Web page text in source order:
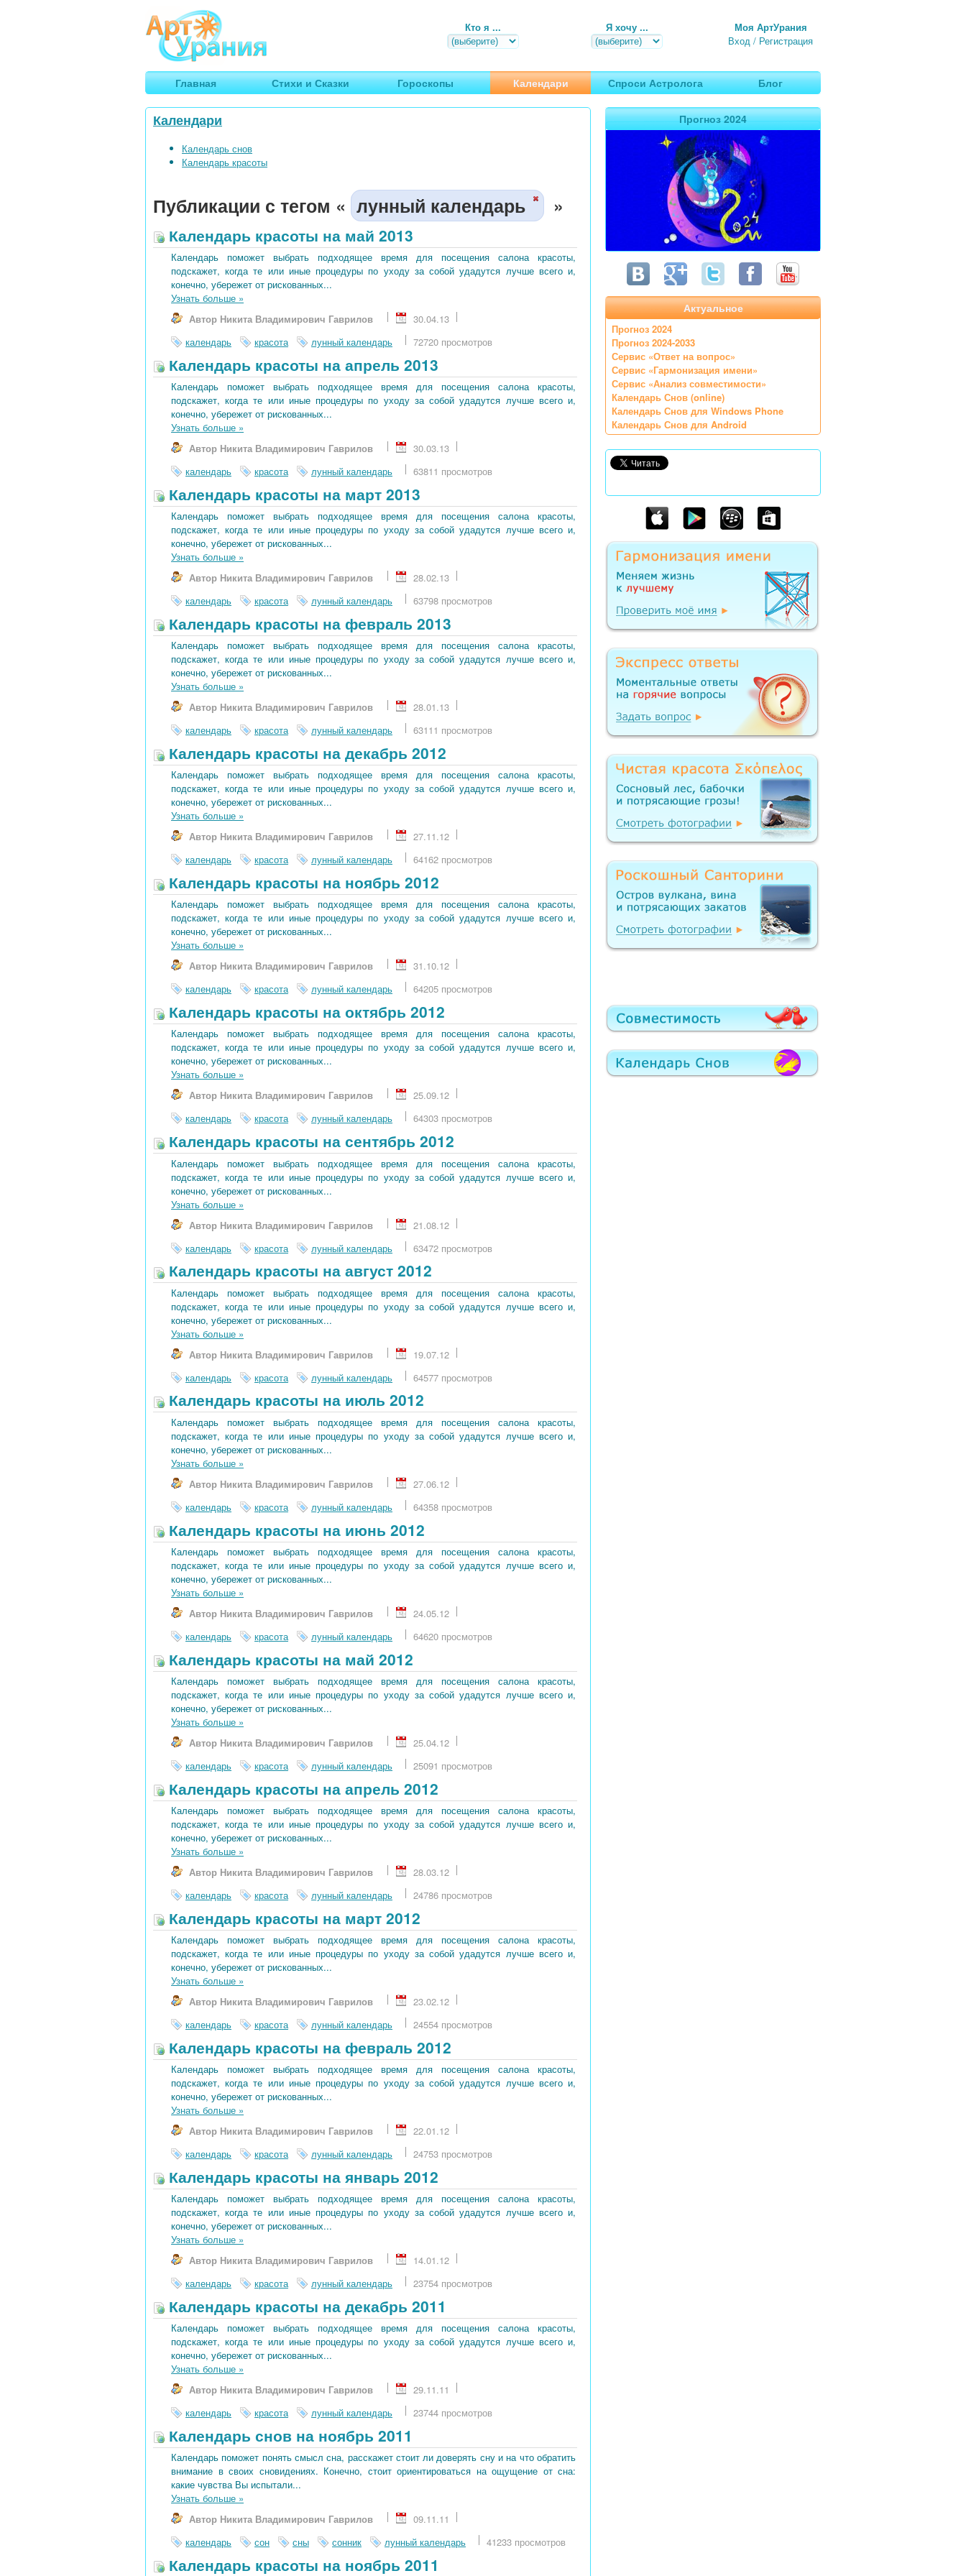
АртУрания
Умные гороскопы, творчество, путешествия
Кто я ... Я хочу ...
Моя АртУрания
Вход / Регистрация
Главная Стихи и Сказки Гороскопы Календари Спроси Астролога Блог
Календари
Календарь снов
Календарь красоты
Публикации с тегом « лунный календарь »
Календарь красоты на май 2013
Календарь поможет выбрать подходящее время для посещения салона красоты,
подскажет, когда те или иные процедуры по уходу за собой удадутся лучше всего и,
конечно, убережет от рискованных...
Узнать больше »
Автор Никита Владимирович Гаврилов
30.04.13
календарь
красота лунный календарь 72720 просмотров
Календарь красоты на апрель 2013
Календарь поможет выбрать подходящее время для посещения салона красоты,
подскажет, когда те или иные процедуры по уходу за собой удадутся лучше всего и,
конечно, убережет от рискованных...
Узнать больше »
Автор Никита Владимирович Гаврилов
30.03.13
календарь
красота лунный календарь 63811 просмотров
Календарь красоты на март 2013
Календарь поможет выбрать подходящее время для посещения салона красоты,
подскажет, когда те или иные процедуры по уходу за собой удадутся лучше всего и,
конечно, убережет от рискованных...
Узнать больше »
Автор Никита Владимирович Гаврилов
28.02.13
календарь
красота лунный календарь 63798 просмотров
Календарь красоты на февраль 2013
Календарь поможет выбрать подходящее время для посещения салона красоты,
подскажет, когда те или иные процедуры по уходу за собой удадутся лучше всего и,
конечно, убережет от рискованных...
Узнать больше »
Автор Никита Владимирович Гаврилов
28.01.13
календарь
красота лунный календарь 63111 просмотров
Календарь красоты на декабрь 2012
Календарь поможет выбрать подходящее время для посещения салона красоты,
подскажет, когда те или иные процедуры по уходу за собой удадутся лучше всего и,
конечно, убережет от рискованных...
Узнать больше »
Автор Никита Владимирович Гаврилов
27.11.12
календарь
красота лунный календарь 64162 просмотров
Календарь красоты на ноябрь 2012
Календарь поможет выбрать подходящее время для посещения салона красоты,
подскажет, когда те или иные процедуры по уходу за собой удадутся лучше всего и,
конечно, убережет от рискованных...
Узнать больше »
Автор Никита Владимирович Гаврилов
31.10.12
календарь
красота лунный календарь 64205 просмотров
Календарь красоты на октябрь 2012
Календарь поможет выбрать подходящее время для посещения салона красоты,
подскажет, когда те или иные процедуры по уходу за собой удадутся лучше всего и,
конечно, убережет от рискованных...
Узнать больше »
Автор Никита Владимирович Гаврилов
25.09.12
календарь
красота лунный календарь 64303 просмотров
Календарь красоты на сентябрь 2012
Календарь поможет выбрать подходящее время для посещения салона красоты,
подскажет, когда те или иные процедуры по уходу за собой удадутся лучше всего и,
конечно, убережет от рискованных...
Узнать больше »
Автор Никита Владимирович Гаврилов
21.08.12
календарь
красота лунный календарь 63472 просмотров
Календарь красоты на август 2012
Календарь поможет выбрать подходящее время для посещения салона красоты,
подскажет, когда те или иные процедуры по уходу за собой удадутся лучше всего и,
конечно, убережет от рискованных...
Узнать больше »
Автор Никита Владимирович Гаврилов
19.07.12
календарь
красота лунный календарь 64577 просмотров
Календарь красоты на июль 2012
Календарь поможет выбрать подходящее время для посещения салона красоты,
подскажет, когда те или иные процедуры по уходу за собой удадутся лучше всего и,
конечно, убережет от рискованных...
Узнать больше »
Автор Никита Владимирович Гаврилов
27.06.12
календарь
красота лунный календарь 64358 просмотров
Календарь красоты на июнь 2012
Календарь поможет выбрать подходящее время для посещения салона красоты,
подскажет, когда те или иные процедуры по уходу за собой удадутся лучше всего и,
конечно, убережет от рискованных...
Узнать больше »
Автор Никита Владимирович Гаврилов
24.05.12
календарь
красота лунный календарь 64620 просмотров
Календарь красоты на май 2012
Календарь поможет выбрать подходящее время для посещения салона красоты,
подскажет, когда те или иные процедуры по уходу за собой удадутся лучше всего и,
конечно, убережет от рискованных...
Узнать больше »
Автор Никита Владимирович Гаврилов
25.04.12
календарь
красота лунный календарь 25091 просмотров
Календарь красоты на апрель 2012
Календарь поможет выбрать подходящее время для посещения салона красоты,
подскажет, когда те или иные процедуры по уходу за собой удадутся лучше всего и,
конечно, убережет от рискованных...
Узнать больше »
Автор Никита Владимирович Гаврилов
28.03.12
календарь
красота лунный календарь 24786 просмотров
Календарь красоты на март 2012
Календарь поможет выбрать подходящее время для посещения салона красоты,
подскажет, когда те или иные процедуры по уходу за собой удадутся лучше всего и,
конечно, убережет от рискованных...
Узнать больше »
Автор Никита Владимирович Гаврилов
23.02.12
календарь
красота лунный календарь 24554 просмотров
Календарь красоты на февраль 2012
Календарь поможет выбрать подходящее время для посещения салона красоты,
подскажет, когда те или иные процедуры по уходу за собой удадутся лучше всего и,
конечно, убережет от рискованных...
Узнать больше »
Автор Никита Владимирович Гаврилов
22.01.12
календарь
красота лунный календарь 24753 просмотров
Календарь красоты на январь 2012
Календарь поможет выбрать подходящее время для посещения салона красоты,
подскажет, когда те или иные процедуры по уходу за собой удадутся лучше всего и,
конечно, убережет от рискованных...
Узнать больше »
Автор Никита Владимирович Гаврилов
14.01.12
календарь
красота лунный календарь 23754 просмотров
Календарь красоты на декабрь 2011
Календарь поможет выбрать подходящее время для посещения салона красоты,
подскажет, когда те или иные процедуры по уходу за собой удадутся лучше всего и,
конечно, убережет от рискованных...
Узнать больше »
Автор Никита Владимирович Гаврилов
29.11.11
календарь
красота лунный календарь 23744 просмотров
Календарь снов на ноябрь 2011
Календарь поможет понять смысл сна, расскажет стоит ли доверять сну и на что обратить
внимание в своих сновидениях. Конечно, стоит ориентироваться на ощущение от сна:
какие чувства Вы испытали...
Узнать больше »
Автор Никита Владимирович Гаврилов
09.11.11
календарь
сон сны сонник лунный календарь 41233 просмотров
Календарь красоты на ноябрь 2011
Прогноз 2024
Актуальное
Прогноз 2024
Прогноз 2024-2033
Сервис «Ответ на вопрос»
Сервис «Гармонизация имени»
Сервис «Анализ совместимости»
Календарь Снов (online)
Календарь Снов для Windows Phone
Календарь Снов для Android